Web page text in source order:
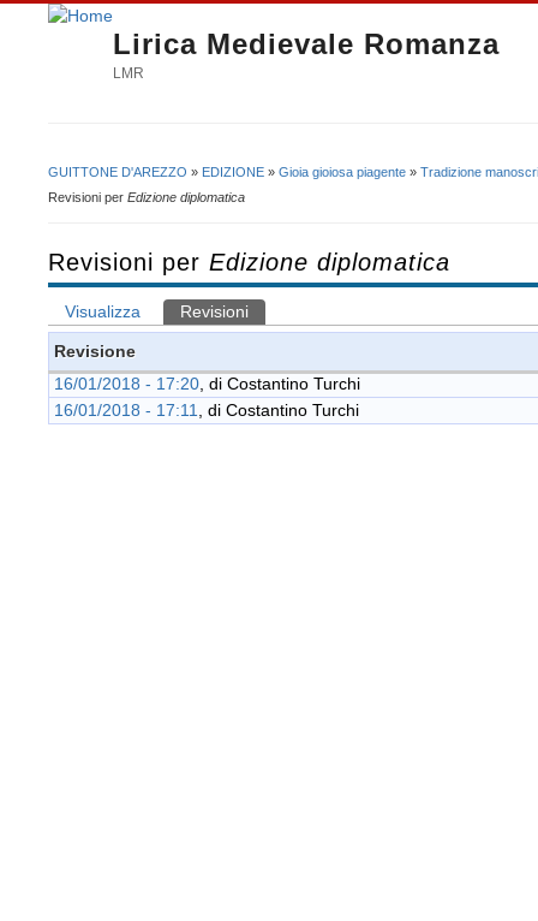
Lirica Medievale Romanza
LMR
Tu sei qui
GUITTONE D'AREZZO » EDIZIONE » Gioia gioiosa piagente » Tradizione
Revisioni per Edizione diplomatica
Revisioni per Edizione diplomatica
Schede primarie
Visualizza Revisioni
Revisione
16/01/2018 - 17:20 , di Costantino Turchi
16/01/2018 - 17:11
, di Costantino Turchi